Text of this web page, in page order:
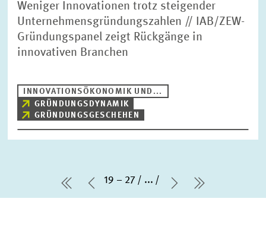
Weniger Innovationen trotz steigender
Unternehmensgründungszahlen // IAB/ZEW-
Gründungspanel zeigt Rückgänge in
innovativen Branchen
INNOVATIONSÖKONOMIK UND...
GRÜNDUNGSDYNAMIK
GRÜNDUNGSGESCHEHEN
erste Seite
Vorherige Seite
19 – 27 ...
Nächste Seite
letzte